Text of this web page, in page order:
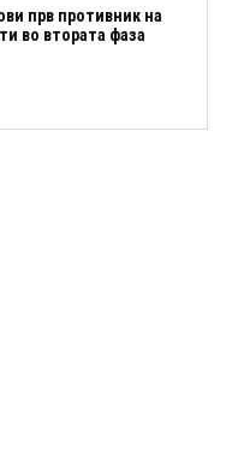
прв противник на
во втората фаза